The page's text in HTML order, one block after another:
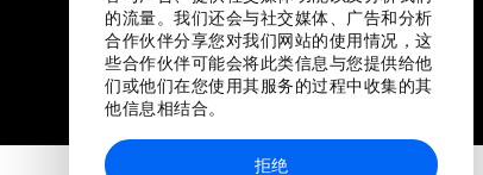
的流量。我们还会与社交媒体、广告和分析
合作伙伴分享您对我们网站的使用情况，这
些合作伙伴可能会将此类信息与您提供给他
们或他们在您使用其服务的过程中收集的其
他信息相结合。
拒绝